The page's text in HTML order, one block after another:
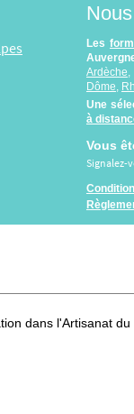
Les
Ardèche
Dôme,
Une
à
Vous
Signalez-
dans l'Artisanat du